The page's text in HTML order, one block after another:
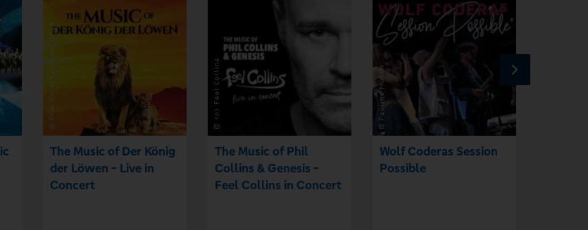
The Music of Der König
der Löwen - Live in
Concert
The Music of Phil
Collins & Genesis -
Feel Collins in Concert
Wolf Coderas Session
Possible